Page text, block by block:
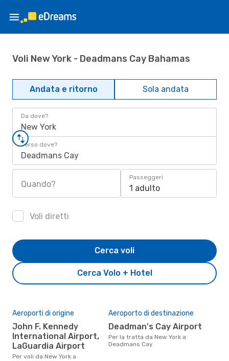
Voli New York - Deadmans Cay Bahamas
Andata e ritorno Sola andata
Da dove?
New York
Verso dove?
Deadmans Cay
Quando?
Passeggeri
1 adulto
Voli diretti
Cerca Volo + Hotel
Cerca voli
Aeroporti di origine
John F. Kennedy
International Airport,
LaGuardia Airport
Per voli da New York a
Aeroporto di destinazione
Deadman's Cay Airport
Per la tratta da New York a
Deadmans Cay